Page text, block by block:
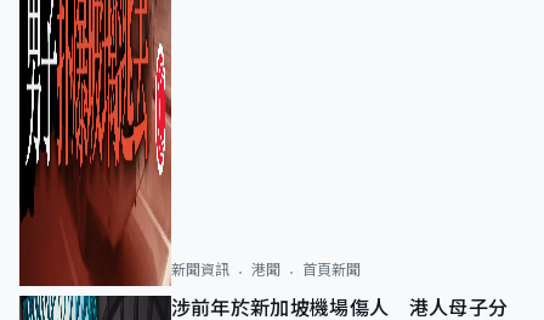
新聞資訊 港聞 首頁新聞
涉前年於新加坡機場傷人 港人母子分